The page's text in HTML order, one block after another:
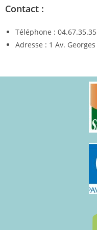
Contact :
Téléphone :
Adresse : 1 Av.